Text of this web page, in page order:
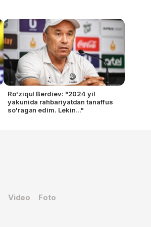
Ro'ziqul Berdiev: "2024 yil
yakunida rahbariyatdan tanaffus
so'ragan edim. Lekin..."
Video Foto